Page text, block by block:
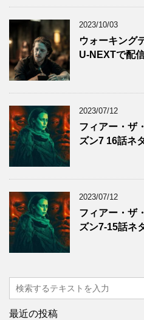
2023/10/03
ウォーキング
U-NEXTで配
2023/07/12
フィアー・ザ
ズン7 16話ネ
2023/07/12
フィアー・ザ
ズン7-15話ネ
最近の投稿